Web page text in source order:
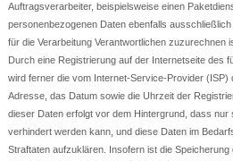
Auftragsverarbeiter, beispielsweise einen
personenbezogenen Daten ebenfalls
für die Verarbeitung Verantwortlichen zuzurechnen
Durch eine Registrierung auf der Internetseite des
wird ferner die vom Internet-Service-Provider
Adresse, das Datum sowie die Uhrzeit der
dieser Daten erfolgt vor dem Hintergrund, dass
verhindert werden kann, und diese Daten im
Straftaten aufzuklären. Insofern ist die